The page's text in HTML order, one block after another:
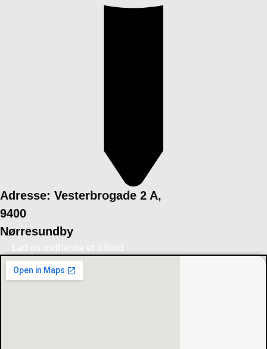
Adresse: Vesterbrogade 2 A,
9400
Nørresundby
Lad os indhente et tilbud